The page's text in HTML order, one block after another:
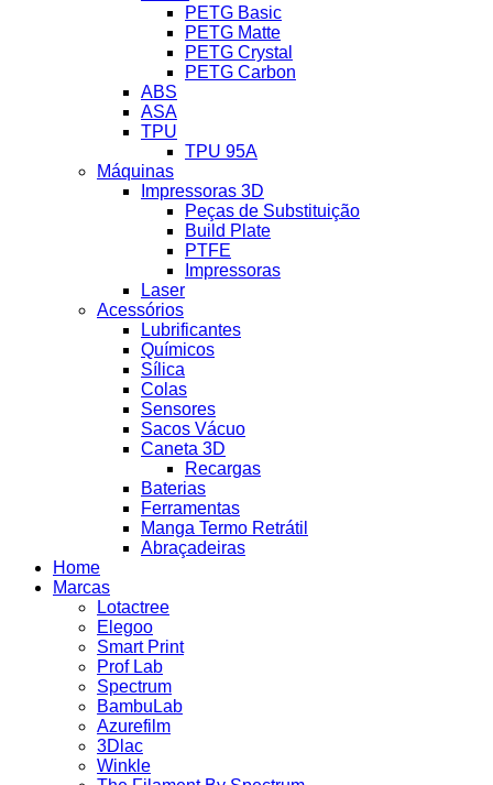
PETG Basic
PETG Matte
PETG Crystal
PETG Carbon
ABS
ASA
TPU
TPU 95A
Máquinas
Impressoras 3D
Peças de Substituição
Build Plate
PTFE
Impressoras
Laser
Acessórios
Lubrificantes
Químicos
Sílica
Colas
Sensores
Sacos Vácuo
Caneta 3D
Recargas
Baterias
Ferramentas
Manga Termo Retrátil
Abraçadeiras
Home
Marcas
Lotactree
Elegoo
Smart Print
Prof Lab
Spectrum
BambuLab
Azurefilm
3Dlac
Winkle